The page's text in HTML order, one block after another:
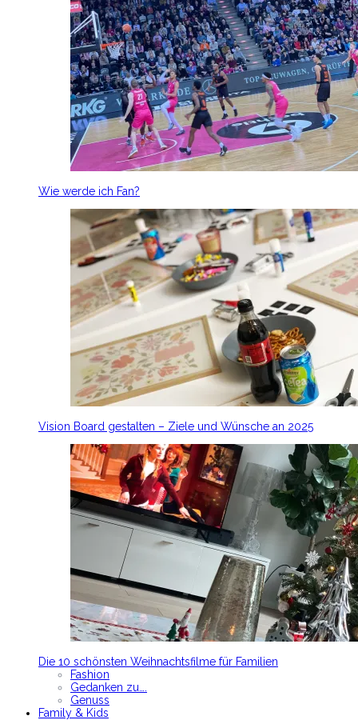
Wie werde ich Fan?
Vision Board gestalten – Ziele und Wünsche an 2025
Die 10 schönsten Weihnachtsfilme für Familien
Fashion
Gedanken zu….
Genuss
Family & Kids